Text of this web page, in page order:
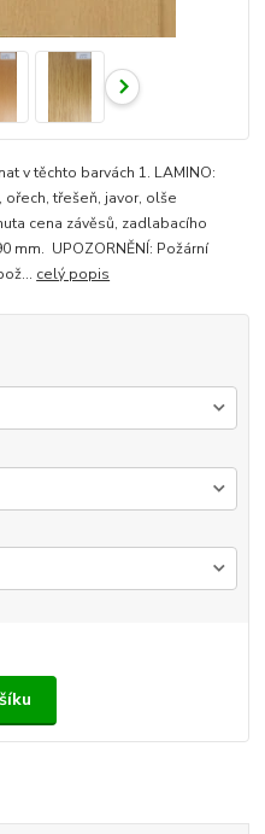
v těchto barvách 1. LAMINO:
ořech, třešeň, javor, olše
cena závěsů, zadlabacího
mm. UPOZORNĚNÍ: Požární
celý popis